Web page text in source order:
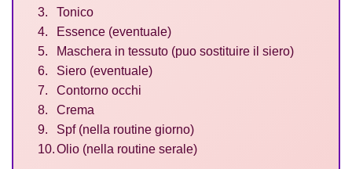
Tonico
Essence (eventuale)
Maschera in tessuto (puo sostituire il siero)
Siero (eventuale)
Contorno occhi
Crema
Spf (nella routine giorno)
Olio (nella routine serale)